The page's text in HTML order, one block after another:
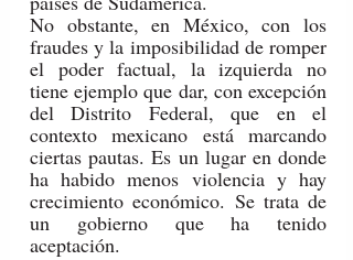
No obstante, en México, con los
fraudes y la imposibilidad de romper
el poder factual, la izquierda no
tiene ejemplo que dar, con excepción
del Distrito Federal, que en el
contexto mexicano está marcando
ciertas pautas. Es un lugar en donde
ha habido menos violencia y hay
crecimiento económico. Se trata de
un gobierno que ha tenido
aceptación.